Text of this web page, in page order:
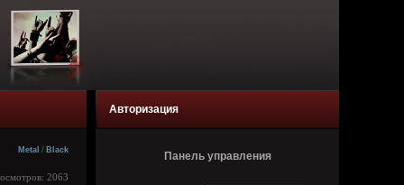
Metal / Black
2063
Авторизация
Панель управления